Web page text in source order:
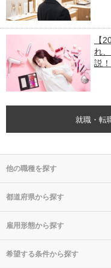
【
れ
説！
就職・転
他の職種を探す
都道府県から探す
雇用形態から探す
希望する条件から探す